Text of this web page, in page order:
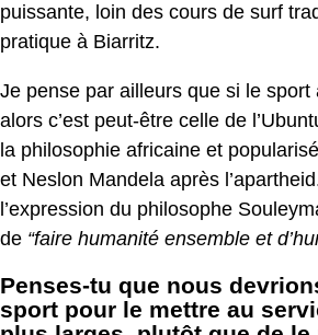
puissante, loin des cours de surf
pratique à Biarritz.
Je pense par ailleurs que si le sport
alors c’est peut-être celle de
la philosophie africaine et
et Neslon Mandela après
l’expression du philosophe
de “faire humanité ensemble et
Penses-tu que nous
sport pour le mettre au